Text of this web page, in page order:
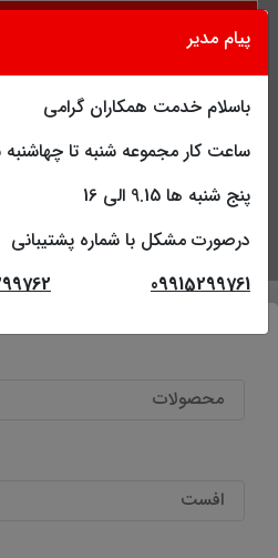
محصولات
افست
پیام مدیر
باسلام خدمت همکاران گرامی
ساعت کار مجموعه شنبه تا چهاشنبه ساعت
پنج شنبه ها 9.15 الی 16
درصورت مشکل با شماره
09915299761